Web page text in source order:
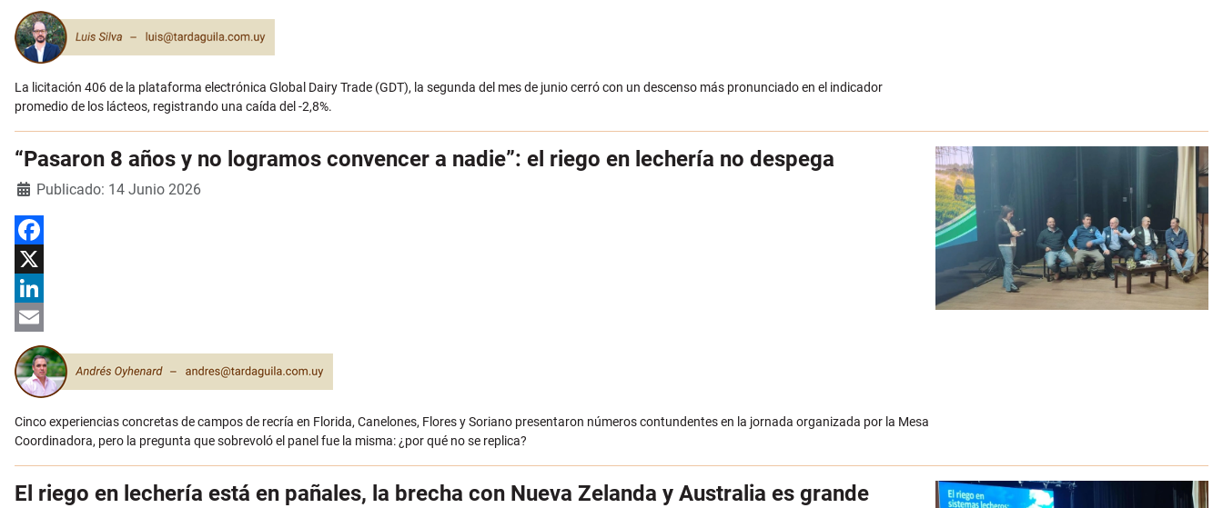
Email
La licitación 406 de la plataforma electrónica Global Dairy Trade (GDT), la segunda del mes de junio cerró con un descenso más pronunciado en el indicador
promedio de los lácteos, registrando una caída del -2,8%.
“Pasaron 8 años y no logramos convencer a nadie”: el riego en lechería no despega
DetallesPublicado: 14 Junio 2026
Facebook
X
LinkedIn
Email
Cinco experiencias concretas de campos de recría en Florida, Canelones, Flores y Soriano presentaron números contundentes en la jornada organizada por la Mesa
Coordinadora, pero la pregunta que sobrevoló el panel fue la misma: ¿por qué no se replica?
El riego en lechería está en pañales, la brecha con Nueva Zelanda y Australia es grande